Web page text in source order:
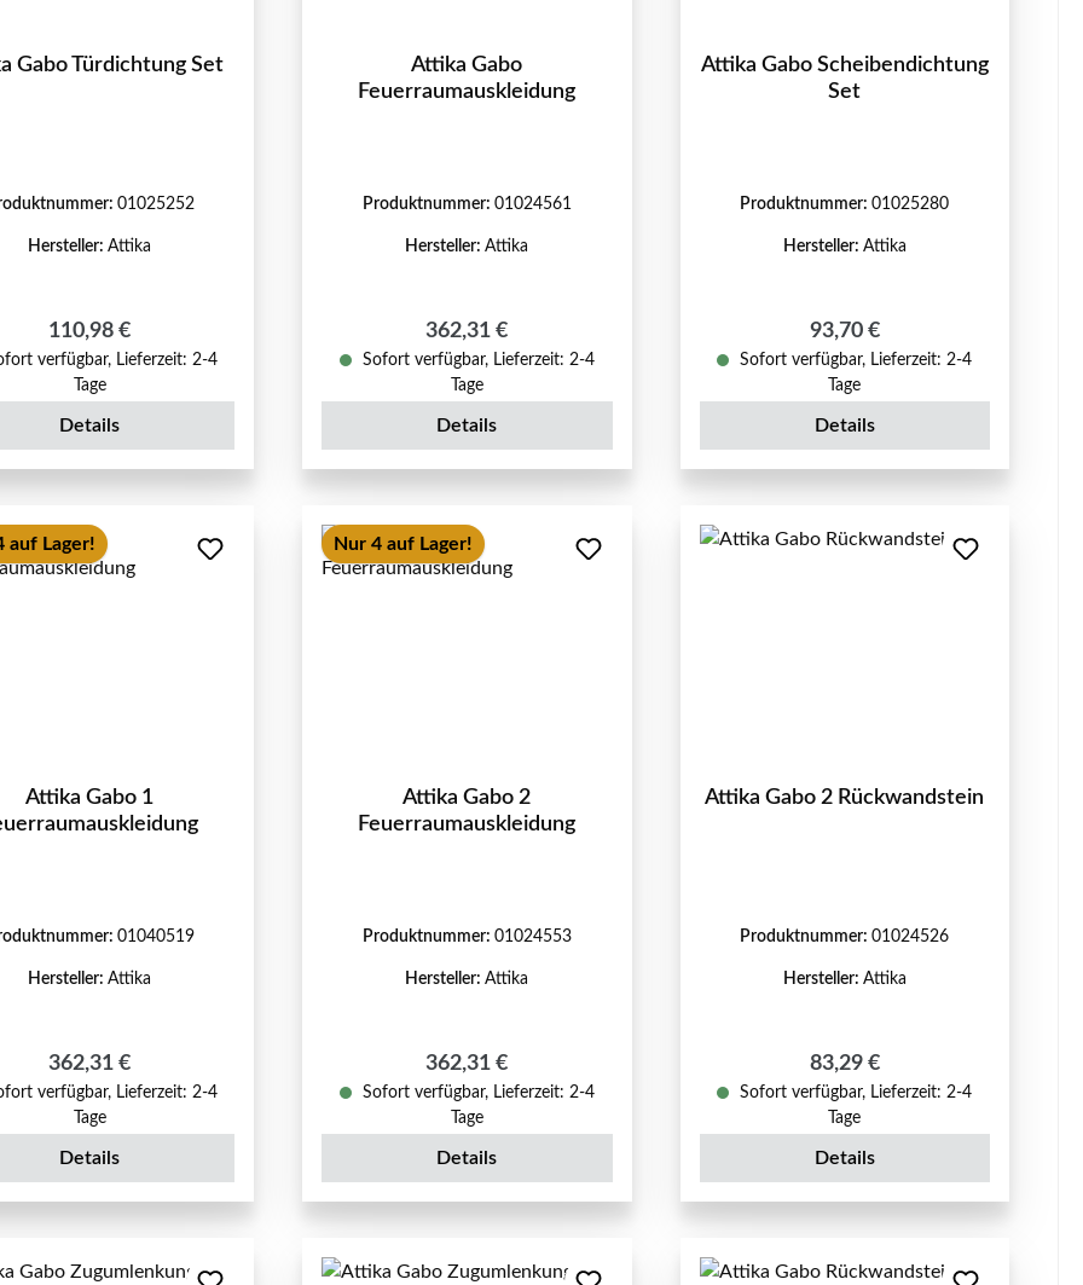
Gabo Türdichtung Set
01025252
Hersteller:Attika
Regulärer Preis:
110,98 €
verfügbar, Lieferzeit: 2-4
Tage
Details
Attika Gabo
Feuerraumauskleidung
Produktnummer: 01024561
Hersteller:Attika
Regulärer Preis:
362,31 €
Sofort verfügbar, Lieferzeit: 2-4
Tage
Details
Attika Gabo Scheibendichtung
Set
Produktnummer:01025280
Hersteller: Attika
Regulärer Preis:
93,70 €
Sofort verfügbar, Lieferzeit: 2-4
Tage
Details
auf Lager!
Attika Gabo 1
01040519
Hersteller:Attika
Regulärer Preis:
362,31 €
verfügbar, Lieferzeit: 2-4
Tage
Details
Nur 4 auf Lager!
Attika Gabo 2
Feuerraumauskleidung
Produktnummer: 01024553
Hersteller:Attika
Regulärer Preis:
362,31 €
Sofort verfügbar, Lieferzeit: 2-4
Tage
Details
Attika Gabo 2 Rückwandstein
Produktnummer:01024526
Hersteller: Attika
Regulärer Preis:
83,29 €
Sofort verfügbar, Lieferzeit: 2-4
Tage
Details